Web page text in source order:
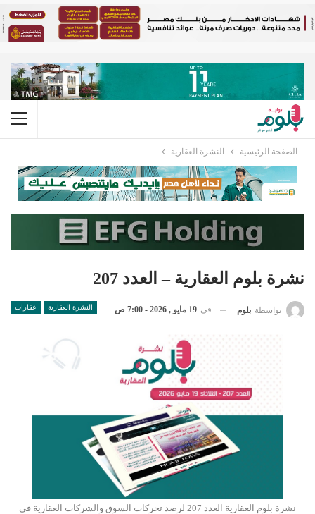
الصفحة الرئيسية النشرة العقارية
نشرة بلوم العقارية – العدد 207
النشرة العقارية عقارات بواسطة بلوم في 19 مايو , 2026 - 7:00 ص
نشرة بلوم العقارية العدد 207 لرصد تحركات السوق والشركات العقارية في